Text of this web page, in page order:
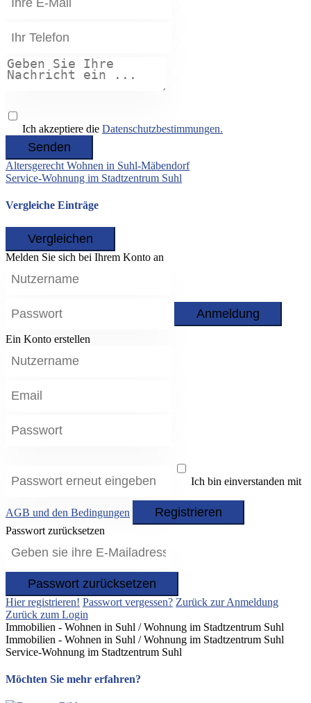
Ich akzeptiere die Datenschutzbestimmungen.
Senden
Altersgerecht Wohnen in Suhl-Mäbendorf
Service-Wohnung im Stadtzentrum Suhl
Vergleiche Einträge
Vergleichen
Melden Sie sich bei Ihrem Konto an
Anmeldung
Ein Konto erstellen
Ich bin einverstanden mit
AGB und den Bedingungen Registrieren
Passwort zurücksetzen
Passwort zurücksetzen
Hier registrieren! Passwort vergessen? Zurück zur Anmeldung
Zurück zum Login
Immobilien - Wohnen in Suhl / Wohnung im Stadtzentrum Suhl
Immobilien - Wohnen in Suhl / Wohnung im Stadtzentrum Suhl
Service-Wohnung im Stadtzentrum Suhl
Möchten Sie mehr erfahren?